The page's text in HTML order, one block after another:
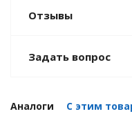
Отзывы
Задать вопрос
Аналоги С этим